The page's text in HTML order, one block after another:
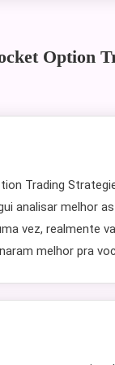
Option
Trading
analisar melhor
vez, realmente
melhor pra